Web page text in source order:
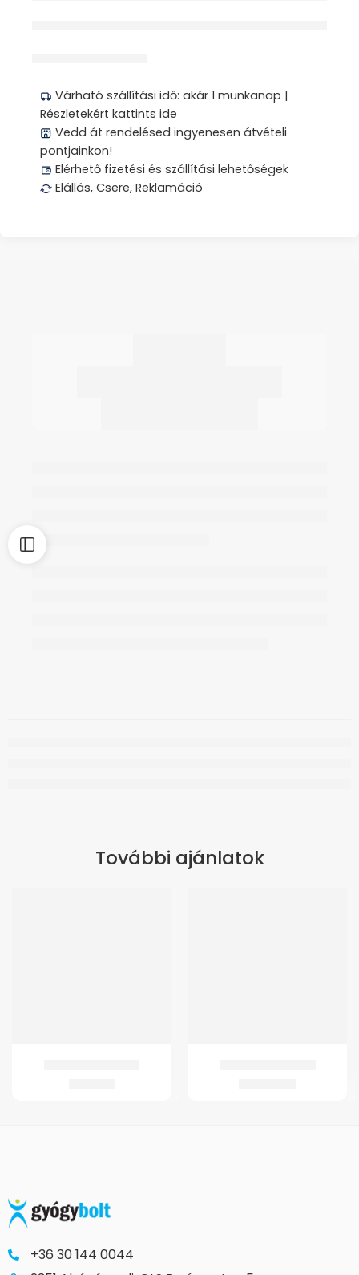
Várható szállítási idő: akár 1 munkanap |
Részletekért kattints ide
Vedd át rendelésed ingyenesen átvételi
pontjainkon!
Elérhető fizetési és szállítási lehetőségek
Elállás, Csere, Reklamáció
További ajánlatok
+36 30 144 0044